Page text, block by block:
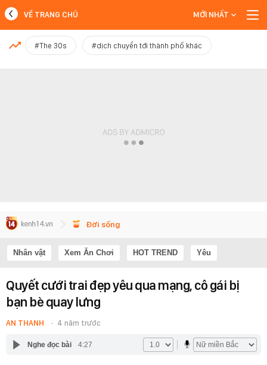
MỚI NHẤT
VỀ TRANG CHỦ MỚI NHẤT
#The 30s #dịch chuyển tới thành phố khác
Đời sống
Nhân vật Xem Ăn Chơi HOT TREND Yêu
Quyết cưới trai đẹp yêu qua mạng, cô gái bị
bạn bè quay lưng
AN THANH 4 năm trước
Nghe đọc bài 4:27